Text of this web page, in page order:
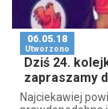
06.05.18
Utworzono
Dziś 24.
zapraszamy
Najciekawiej